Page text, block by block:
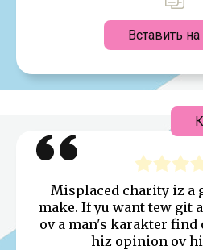
Вставить
Misplaced charity iz a
make. If yu want tew git
ov a man's karakter
hiz opinion ov